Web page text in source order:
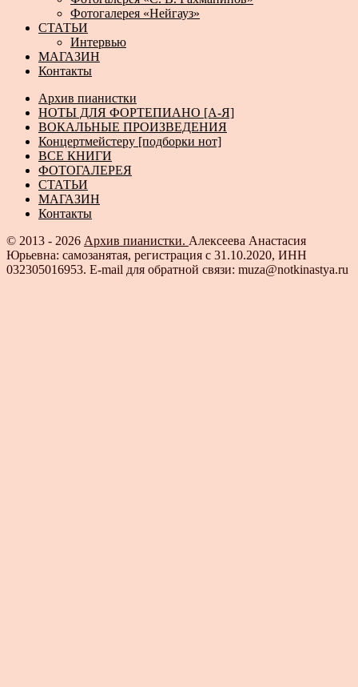
Фотогалерея «Нейгауз»
СТАТЬИ
Интервью
МАГАЗИН
Контакты
Архив пианистки
НОТЫ ДЛЯ ФОРТЕПИАНО [А-Я]
ВОКАЛЬНЫЕ ПРОИЗВЕДЕНИЯ
Концертмейстеру [подборки нот]
ВСЕ КНИГИ
ФОТОГАЛЕРЕЯ
СТАТЬИ
МАГАЗИН
Контакты
© 2013 - 2026 Архив пианистки. Алексеева Анастасия
Юрьевна: самозанятая, регистрация с 31.10.2020, ИНН
032305016953. E-mail для обратной связи: muza@notkinastya.ru